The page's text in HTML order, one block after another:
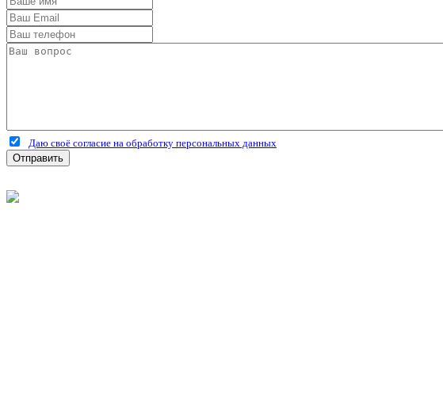
Даю своё согласие на обработку персональных данных
Отправить